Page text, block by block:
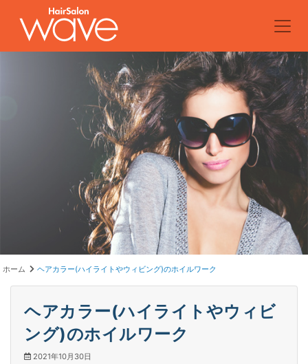
ホーム ヘアカラー(ハイライトやウィビング)のホイルワーク
ヘアカラー(ハイライトやウィビ
ング)のホイルワーク
2021年10月30日